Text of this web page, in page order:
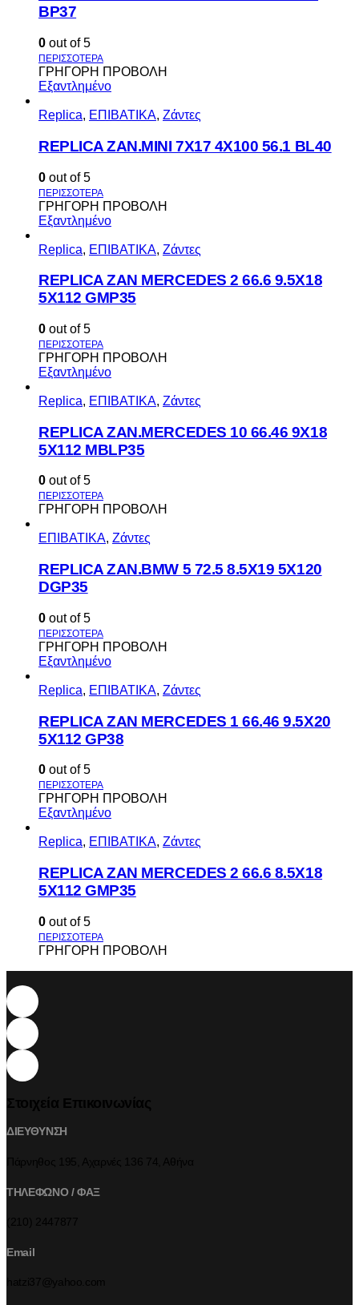
BP37
0 out of 5
ΓΡΗΓΟΡΗ ΠΡΟΒΟΛΗ
Εξαντλημένο
Replica, ΕΠΙΒΑΤΙΚΑ, Ζάντες
REPLICA ZAN.MINI 7X17 4X100 56.1 BL40
0 out of 5
ΓΡΗΓΟΡΗ ΠΡΟΒΟΛΗ
Εξαντλημένο
Replica, ΕΠΙΒΑΤΙΚΑ, Ζάντες
REPLICA ZAN MERCEDES 2 66.6 9.5X18
5X112 GMP35
0 out of 5
ΓΡΗΓΟΡΗ ΠΡΟΒΟΛΗ
Εξαντλημένο
Replica, ΕΠΙΒΑΤΙΚΑ, Ζάντες
REPLICA ZAN.MERCEDES 10 66.46 9X18
5X112 MBLP35
0 out of 5
ΓΡΗΓΟΡΗ ΠΡΟΒΟΛΗ
ΕΠΙΒΑΤΙΚΑ, Ζάντες
REPLICA ZAN.BMW 5 72.5 8.5X19 5X120
DGP35
0 out of 5
ΓΡΗΓΟΡΗ ΠΡΟΒΟΛΗ
Εξαντλημένο
Replica, ΕΠΙΒΑΤΙΚΑ, Ζάντες
REPLICA ZAN MERCEDES 1 66.46 9.5X20
5X112 GP38
0 out of 5
ΓΡΗΓΟΡΗ ΠΡΟΒΟΛΗ
Εξαντλημένο
Replica, ΕΠΙΒΑΤΙΚΑ, Ζάντες
REPLICA ZAN MERCEDES 2 66.6 8.5X18
5X112 GMP35
0 out of 5
ΓΡΗΓΟΡΗ ΠΡΟΒΟΛΗ
ΔΙΕΥΘΥΝΣΗ
ΤΗΛΕΦΩΝΟ / ΦΑΞ
Email